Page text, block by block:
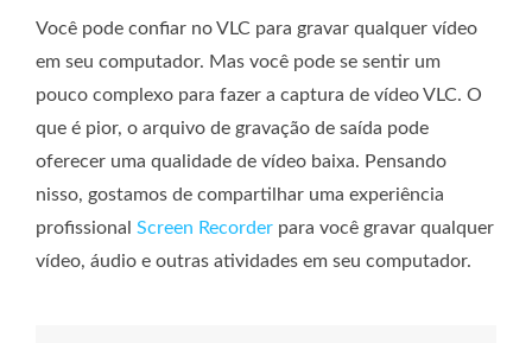
Você pode confiar no VLC para gravar qualquer vídeo
em seu computador. Mas você pode se sentir um
pouco complexo para fazer a captura de vídeo VLC. O
que é pior, o arquivo de gravação de saída pode
oferecer uma qualidade de vídeo baixa. Pensando
nisso, gostamos de compartilhar uma experiência
profissional Screen Recorder para você gravar qualquer
vídeo, áudio e outras atividades em seu computador.